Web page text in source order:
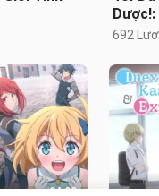
Tập 9
692
24:00